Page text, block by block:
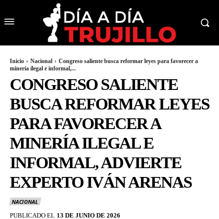
Inicio Nacional
Congreso saliente busca reformar leyes para favorecer a
minería ilegal e informal,...
CONGRESO SALIENTE
BUSCA REFORMAR LEYES
PARA FAVORECER A
MINERÍA ILEGAL E
INFORMAL, ADVIERTE
EXPERTO IVÁN ARENAS
NACIONAL
PUBLICADO EL 13 DE JUNIO DE 2026